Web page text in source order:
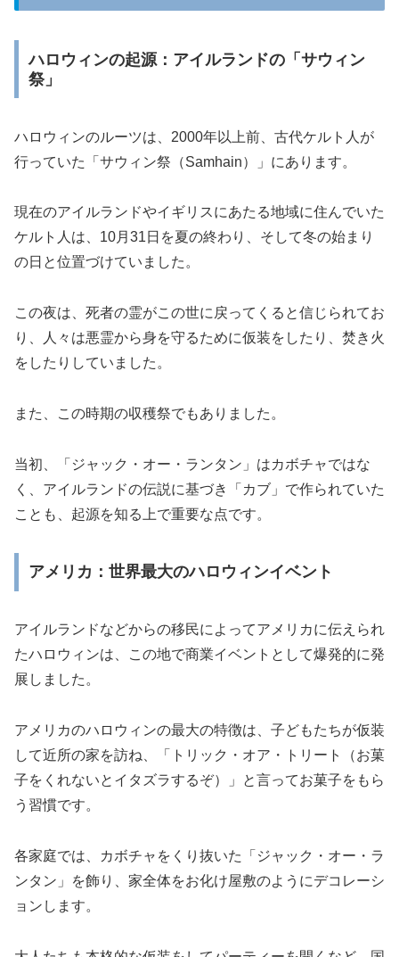
ハロウィンの起源：アイルランドの「サウィン
祭」
ハロウィンのルーツは、2000年以上前、古代ケルト人が
行っていた「サウィン祭（Samhain）」にあります。
現在のアイルランドやイギリスにあたる地域に住んでいた
ケルト人は、10月31日を夏の終わり、そして冬の始まり
の日と位置づけていました。
この夜は、死者の霊がこの世に戻ってくると信じられてお
り、人々は悪霊から身を守るために仮装をしたり、焚き火
をしたりしていました。
また、この時期の収穫祭でもありました。
当初、「ジャック・オー・ランタン」はカボチャではな
く、アイルランドの伝説に基づき「カブ」で作られていた
ことも、起源を知る上で重要な点です。
アメリカ：世界最大のハロウィンイベント
アイルランドなどからの移民によってアメリカに伝えられ
たハロウィンは、この地で商業イベントとして爆発的に発
展しました。
アメリカのハロウィンの最大の特徴は、子どもたちが仮装
して近所の家を訪ね、「トリック・オア・トリート（お菓
子をくれないとイタズラするぞ）」と言ってお菓子をもら
う習慣です。
各家庭では、カボチャをくり抜いた「ジャック・オー・ラ
ンタン」を飾り、家全体をお化け屋敷のようにデコレーシ
ョンします。